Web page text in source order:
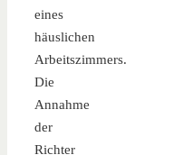
eines
häuslichen
Arbeitszimmers.
Die
Annahme
der
Richter